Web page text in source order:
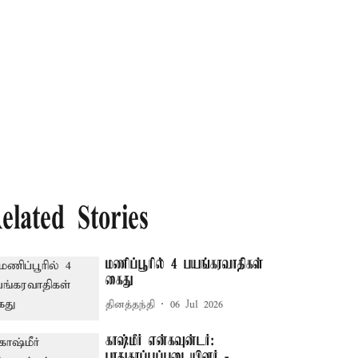
Stories
மணிப்பூரில் 4 பயங்கரவாதிகள்
கைது
தினத்தந்தி 06 Jul 2026
காஷ்மீர் என்கவுன்டர்: